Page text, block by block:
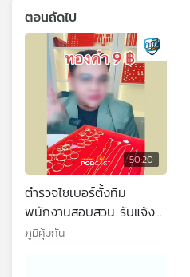
ตอนถัดไป
50:20
ตำรวจไซเบอร์ตั้งทีม
พนักงานสอบสวน รับแจ้ง
ความดำเนินคดีซื้อขายทอง
ภูมิคุ้มกัน